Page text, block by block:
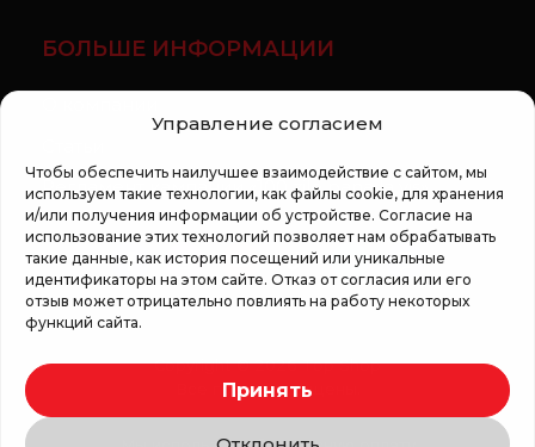
Управление согласием
Чтобы обеспечить наилучшее взаимодействие с сайтом, мы
используем такие технологии, как файлы cookie, для хранения
и/или получения информации об устройстве. Согласие на
использование этих технологий позволяет нам обрабатывать
такие данные, как история посещений или уникальные
идентификаторы на этом сайте. Отказ от согласия или его
отзыв может отрицательно повлиять на работу некоторых
функций сайта.
Принять
БОЛЬШЕ ИНФОРМАЦИИ
Регламент кампании «100 zile pana la vis»
Copyright © 2026 Top Shop
Все права защищены.